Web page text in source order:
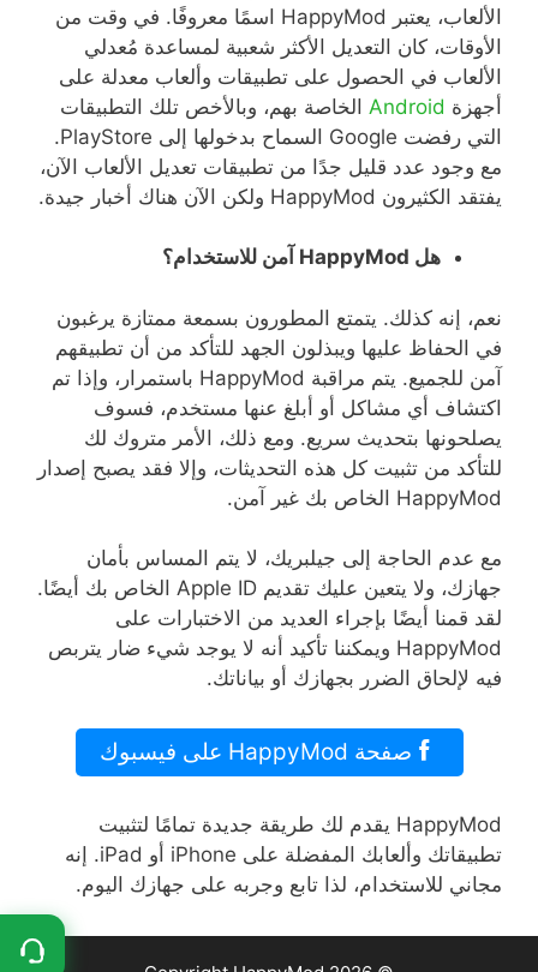
الألعاب، يعتبر
اسمًا معروفًا. في وقت من
الأوقات، كان التعديل الأكثر شعبية لمساعدة مُعدلي
الألعاب في الحصول على تطبيقات وألعاب معدلة على
أجهزة
الخاصة بهم، وبالأخص تلك التطبيقات
التي رفضت
السماح بدخولها إلى
مع وجود عدد قليل جدًا من تطبيقات تعديل الألعاب الآن،
يفتقد الكثيرون
ولكن الآن هناك أخبار جيدة.
هل آمن للاستخدام؟
نعم، إنه كذلك. يتمتع المطورون بسمعة ممتازة يرغبون
في الحفاظ عليها ويبذلون الجهد للتأكد من أن تطبيقهم
آمن للجميع. يتم مراقبة
باستمرار، وإذا تم
اكتشاف أي مشاكل أو أبلغ عنها مستخدم، فسوف
يصلحونها بتحديث سريع. ومع ذلك، الأمر متروك لك
للتأكد من تثبيت كل هذه التحديثات، وإلا فقد يصبح إصدار
HappyMod الخاص بك غير آمن.
مع عدم الحاجة إلى جيلبريك، لا يتم المساس بأمان
جهازك، ولا يتعين عليك تقديم
الخاص بك أيضًا.
لقد قمنا أيضًا بإجراء العديد من الاختبارات على
HappyMod ويمكننا تأكيد أنه لا يوجد شيء ضار يتربص
فيه لإلحاق الضرر بجهازك أو بياناتك.
صفحة HappyMod على فيسبوك
HappyMod يقدم لك طريقة جديدة تمامًا لتثبيت
تطبيقاتك وألعابك المفضلة على
أو
إنه
مجاني للاستخدام، لذا تابع وجربه على جهازك اليوم.